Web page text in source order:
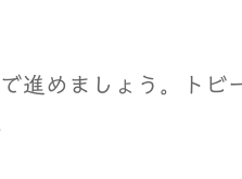
めましょう。トビ